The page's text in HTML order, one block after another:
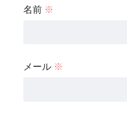
名前 ※
メール ※